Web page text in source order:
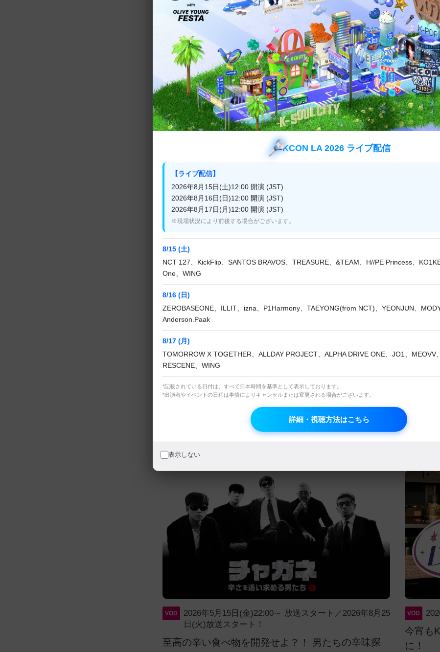
番組紹介
さらにパワーアップして帰ってきた密室謎解き脱出バラエティ！
前シーズンとは違い脱出に失敗する可能性や途中で脱落する恐れがあるなど新たなルール
謎解きには無頓着でもどこか頼れる兄貴カン・ホドンと、”脱出マニア”のシンドン(SUPER
まった
6人のメンバーたちの新たな挑戦が始まる！
超大型の密室に閉じ込められたメンバーたちの奇想天外チームプレーに爆笑間違いなし！
果たして今シーズンも密室の難問を無事解読し、脱出することができるのか！？本格派脱出
期待！
コメント
Mnet Smart+内のコミュニティでコメントをお寄せくださ
関連番組情報
VOD
2026年5月15日(金)22:00～ 放送スタート／2026年8月25
日(火)放送スタート！
至高の辛い食べ物を開発せよ？！ 男たちの辛味探
VOD
今宵も
に！
KCON LA 2026 ライブ配信
【ライブ配信】
2026年8月15日(土)12:00 開演 (JST)
2026年8月16日(日)12:00 開演 (JST)
2026年8月17日(月)12:00 開演 (JST)
※現場状況により前後する場合がございます。
8/15 (土)
NCT 127、KickFlip、SANTOS BRAVOS、TREASURE、&TEAM、H//PE Princess、
One、WING
8/16 (日)
ZEROBASEONE、ILLIT、izna、P1Harmony、TAEYONG(from NCT)、YEONJUN、
Anderson.Paak
8/17 (月)
TOMORROW X TOGETHER、ALLDAY PROJECT、ALPHA DRIVE ONE、JO1、MEOVV
RESCENE、WING
*記載されている日付は、すべて日本時間を基準として表示しております。
*出演者やイベントの日程は事情によりキャンセルまたは変更される場合がございます。
詳細・視聴方法はこちら
表示しない